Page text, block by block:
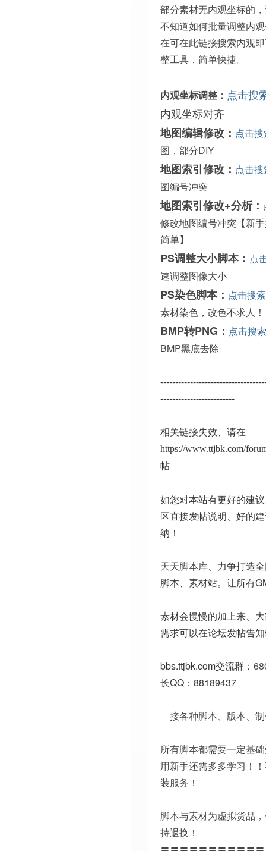
部分素材无内观坐标的
不知道如何批量调整内
在可在此链接搜索内观
整工具，简单快捷。
内观坐标调整： 点击搜
内观坐标对齐
地图编辑修改： 点击
图，部分DIY
地图索引修改： 点击
图编号冲突
地图索引修改+分析：
修改地图编号冲突【新
简单】
PS调整大小脚本： 点
速调整图像大小
PS染色脚本： 点击搜索
素材染色，改色不求人！
BMP转PNG： 点击搜索
BMP黑底去除
-------------------------
相关链接失效、请在
https://www.ttjbk.com/
帖
如您对本站有更好的建
区直接发帖说明、好的
纳！
天天脚本库、力争打造
脚本、素材站。让所有
素材会慢慢的加上来、
需求可以在论坛发帖告
bbs.ttjbk.com交流群：
长QQ：88189437
接各种脚本、版本、
所有脚本都需要一定基
用新手还需多多学习！
装服务！
脚本与素材为虚拟货品
持退换！